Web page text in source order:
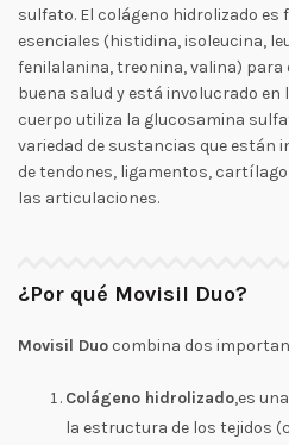
sulfato. El colágeno hidrolizado es
esenciales (histidina, isoleucina,
fenilalanina, treonina, valina) para
buena salud y está involucrado
cuerpo utiliza la glucosamina
variedad de sustancias que están
de tendones, ligamentos,
las articulaciones.
¿Por qué Movisil Duo?
Movisil Duo combina dos
Colágeno hidrolizado,es
la estructura de los tejidos